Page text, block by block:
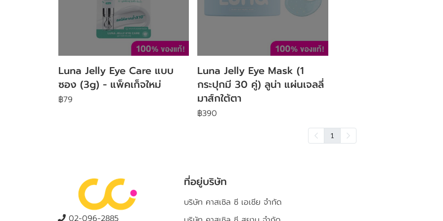
Luna Jelly Eye Care แบบ
ซอง (3g) - แพ็คเก็จใหม่
฿79
Luna Jelly Eye Mask (1
กระปุกมี 30 คู่) ลูน่า แผ่นเจลลี่
มาส์กใต้ตา
฿390
1
02-096-2885
ที่อยู่บริษัท
บริษัท คาสเซิล ซี เอเชีย จำกัด